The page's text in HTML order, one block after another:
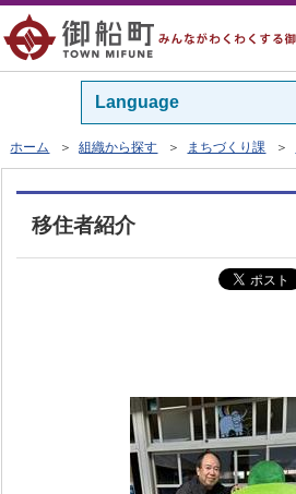
Language
ホーム ＞組織から探す ＞ まちづくり課 ＞
移住者紹介